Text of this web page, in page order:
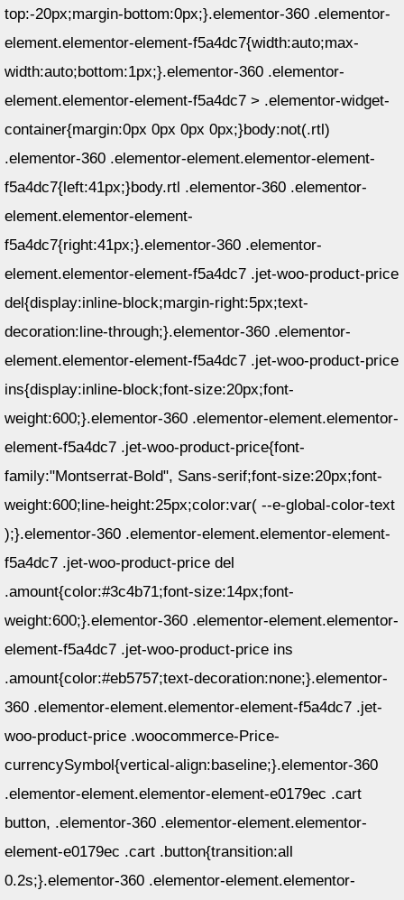
top:-20px;margin-bottom:0px;}.elementor-360 .elementor-
element.elementor-element-f5a4dc7{width:auto;max-
width:auto;bottom:1px;}.elementor-360 .elementor-
element.elementor-element-f5a4dc7 > .elementor-widget-
container{margin:0px 0px 0px 0px;}body:not(.rtl)
.elementor-360 .elementor-element.elementor-element-
f5a4dc7{left:41px;}body.rtl .elementor-360 .elementor-
element.elementor-element-
f5a4dc7{right:41px;}.elementor-360 .elementor-
element.elementor-element-f5a4dc7 .jet-woo-product-price
del{display:inline-block;margin-right:5px;text-
decoration:line-through;}.elementor-360 .elementor-
element.elementor-element-f5a4dc7 .jet-woo-product-price
ins{display:inline-block;font-size:20px;font-
weight:600;}.elementor-360 .elementor-element.elementor-
element-f5a4dc7 .jet-woo-product-price{font-
family:"Montserrat-Bold", Sans-serif;font-size:20px;font-
weight:600;line-height:25px;color:var( --e-global-color-text
);}.elementor-360 .elementor-element.elementor-element-
f5a4dc7 .jet-woo-product-price del
.amount{color:#3c4b71;font-size:14px;font-
weight:600;}.elementor-360 .elementor-element.elementor-
element-f5a4dc7 .jet-woo-product-price ins
.amount{color:#eb5757;text-decoration:none;}.elementor-
360 .elementor-element.elementor-element-f5a4dc7 .jet-
woo-product-price .woocommerce-Price-
currencySymbol{vertical-align:baseline;}.elementor-360
.elementor-element.elementor-element-e0179ec .cart
button, .elementor-360 .elementor-element.elementor-
element-e0179ec .cart .button{transition:all
0.2s;}.elementor-360 .elementor-element.elementor-